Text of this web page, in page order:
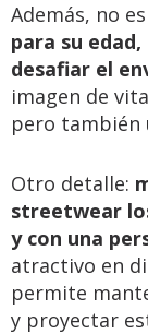
Además, no
para su edad,
desafiar el
imagen de
pero también
Otro detalle:
streetwear
y con una
atractivo en
permite
y proyectar